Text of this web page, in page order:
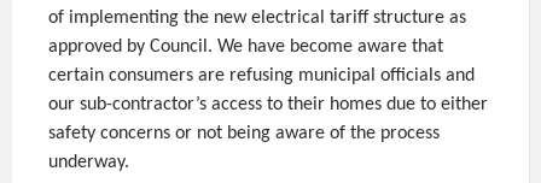
of implementing the new electrical tariff structure as
approved by Council. We have become aware that
certain consumers are refusing municipal officials and
our sub-contractor’s access to their homes due to either
safety concerns or not being aware of the process
underway.